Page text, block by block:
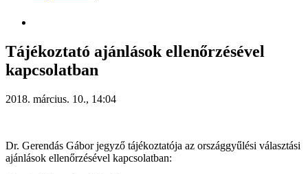
Tájékoztató ajánlások ellenőrzésével
kapcsolatban
2018. március. 10., 14:04
Dr. Gerendás Gábor jegyző tájékoztatója az országgyűlési választási
ajánlások ellenőrzésével kapcsolatban: